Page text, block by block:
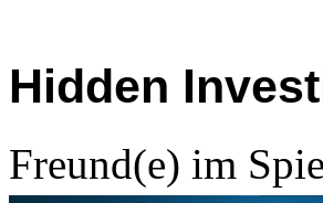
Hidden
Freund(e) im